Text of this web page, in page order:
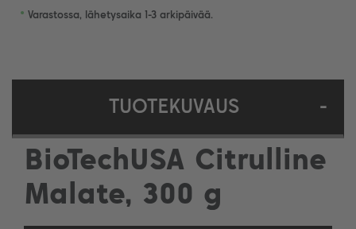
• Varastossa, lähetysaika 1-3 arkipäivää.
TUOTEKUVAUS -
BioTechUSA Citrulline
Malate, 300 g